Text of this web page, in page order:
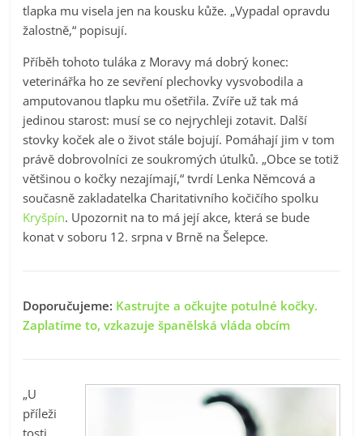
tlapka mu visela jen na kousku kůže. „Vypadal opravdu
žalostně,“ popisují.
Příběh tohoto tuláka z Moravy má dobrý konec:
veterinářka ho ze sevření plechovky vysvobodila a
amputovanou tlapku mu ošetřila. Zvíře už tak má
jedinou starost: musí se co nejrychleji zotavit. Další
stovky koček ale o život stále bojují. Pomáhají jim v tom
právě dobrovolníci ze soukromých útulků. „Obce se totiž
většinou o kočky nezajímají,“ tvrdí Lenka Němcová a
současně zakladatelka Charitativního kočičího spolku
Kryšpín. Upozornit na to má její akce, která se bude
konat v soboru 12. srpna v Brně na Šelepce.
Doporučujeme: Kastrujte a očkujte potulné kočky.
Zaplatíme to, vzkazuje španělská vláda obcím
„U
příleži
tosti